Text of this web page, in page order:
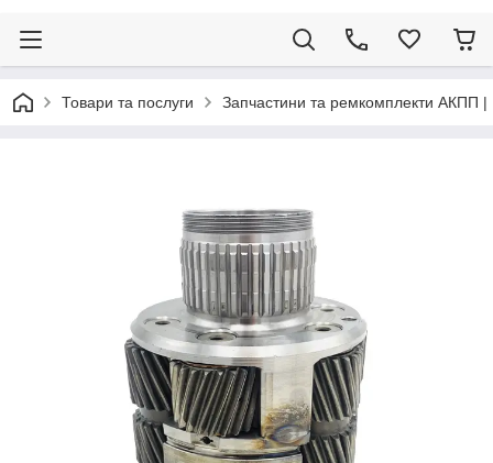
Товари та послуги Запчастини та ремкомплекти АКПП |